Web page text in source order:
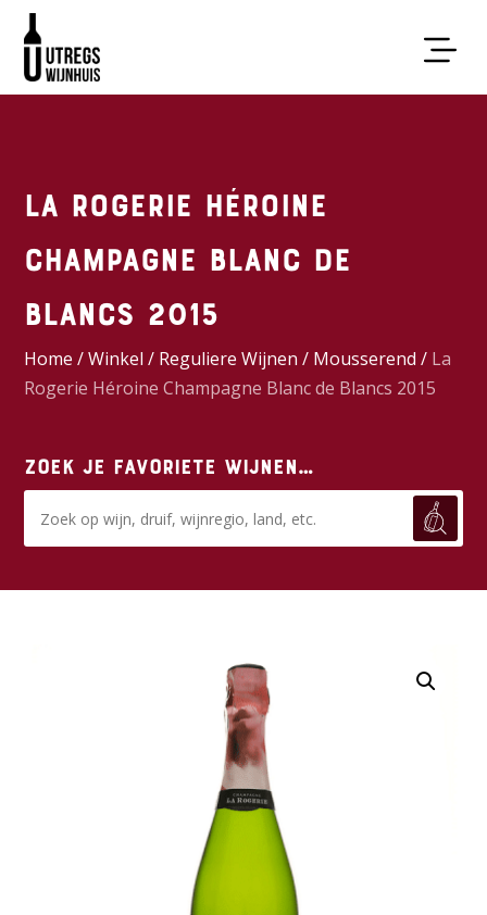
La Rogerie Héroine
Champagne Blanc de
Blancs 2015
Home /Winkel / Reguliere Wijnen / Mousserend / La
Rogerie Héroine Champagne Blanc de Blancs 2015
Zoek je favoriete wijnen…